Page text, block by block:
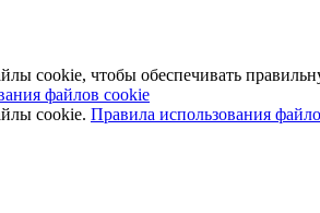
cookie, чтобы обеспечивать
файлов cookie
cookie. Правила использования